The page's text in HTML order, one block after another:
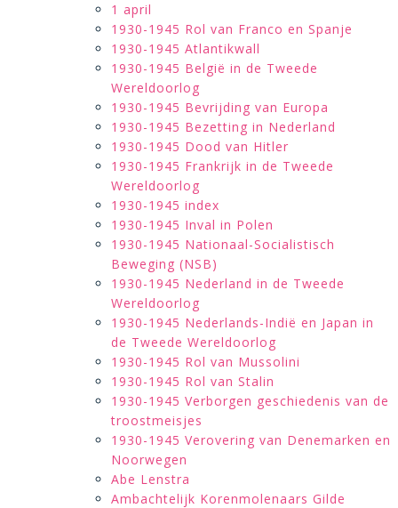
1 april
1930-1945 Rol van Franco en Spanje
1930-1945 Atlantikwall
1930-1945 België in de Tweede
Wereldoorlog
1930-1945 Bevrijding van Europa
1930-1945 Bezetting in Nederland
1930-1945 Dood van Hitler
1930-1945 Frankrijk in de Tweede
Wereldoorlog
1930-1945 index
1930-1945 Inval in Polen
1930-1945 Nationaal-Socialistisch
Beweging (NSB)
1930-1945 Nederland in de Tweede
Wereldoorlog
1930-1945 Nederlands-Indië en Japan in
de Tweede Wereldoorlog
1930-1945 Rol van Mussolini
1930-1945 Rol van Stalin
1930-1945 Verborgen geschiedenis van de
troostmeisjes
1930-1945 Verovering van Denemarken en
Noorwegen
Abe Lenstra
Ambachtelijk Korenmolenaars Gilde